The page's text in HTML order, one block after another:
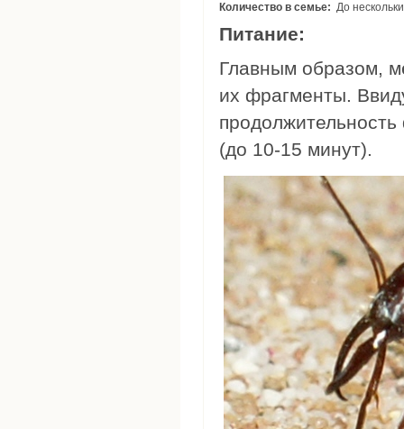
Количество в семье: До
Питание:
Главным образом,
их фрагменты.
(до 10-15 минут).